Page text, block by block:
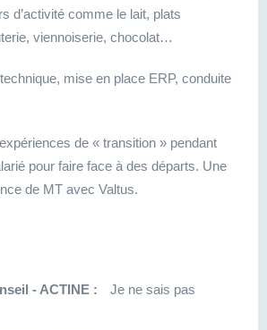
d’activité comme le lait, plats
viennoiserie, chocolat…
mise en place ERP, conduite
de « transition » pendant
pour faire face à des départs. Une
de MT avec Valtus.
- ACTINE :
Je ne sais pas